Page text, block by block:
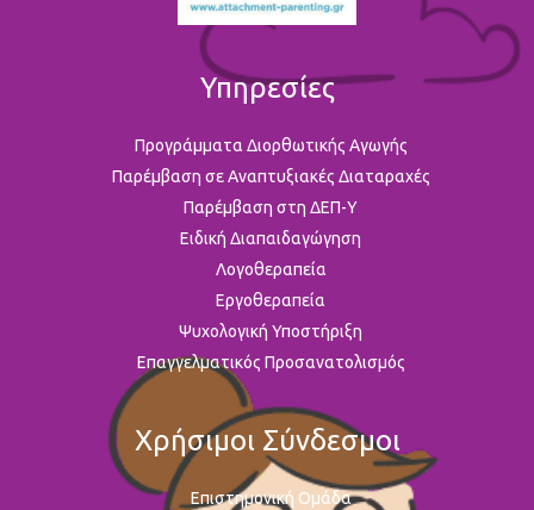
Υπηρεσίες
Προγράμματα Διορθωτικής Αγωγής
Παρέμβαση σε Αναπτυξιακές Διαταραχές
Παρέμβαση στη ΔΕΠ-Υ
Ειδική Διαπαιδαγώγηση
Λογοθεραπεία
Εργοθεραπεία
Ψυχολογική Υποστήριξη
Επαγγελματικός Προσανατολισμός
Χρήσιμοι Σύνδεσμοι
Επιστημονική Ομάδα